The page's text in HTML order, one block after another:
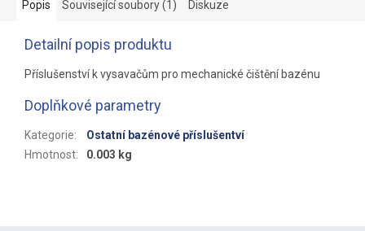
Popis Související soubory (1) Diskuze
Detailní popis produktu
Příslušenství k vysavačům pro mechanické čištění bazénu
Doplňkové parametry
Kategorie:
Ostatní bazénové příslušentví
Hmotnost: 0.003 kg